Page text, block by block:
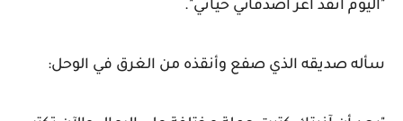
"اليوم أنقذ أعز أصدقائي حياتي".
سأله صديقه الذي صفع وأنقذه من الغرق في الوحل: